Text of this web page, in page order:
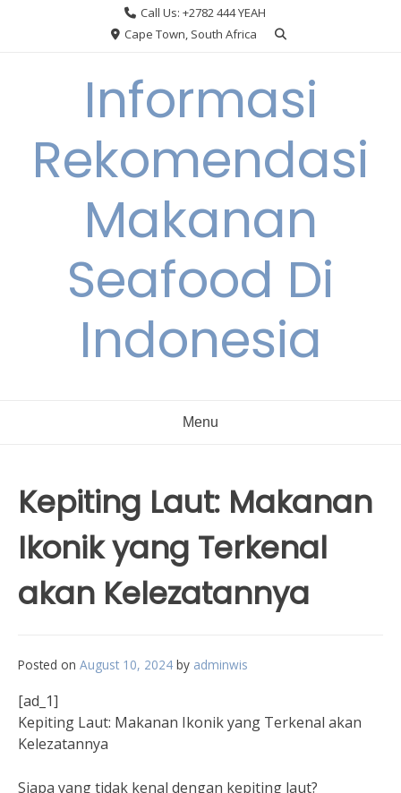
Call Us: +2782 444 YEAH
Cape Town, South Africa
Informasi
Rekomendasi
Makanan
Seafood Di
Indonesia
Menu
Kepiting Laut: Makanan
Ikonik yang Terkenal
akan Kelezatannya
Posted on August 10, 2024 by adminwis
[ad_1]
Kepiting Laut: Makanan Ikonik yang Terkenal akan
Kelezatannya
Siapa yang tidak kenal dengan kepiting laut?